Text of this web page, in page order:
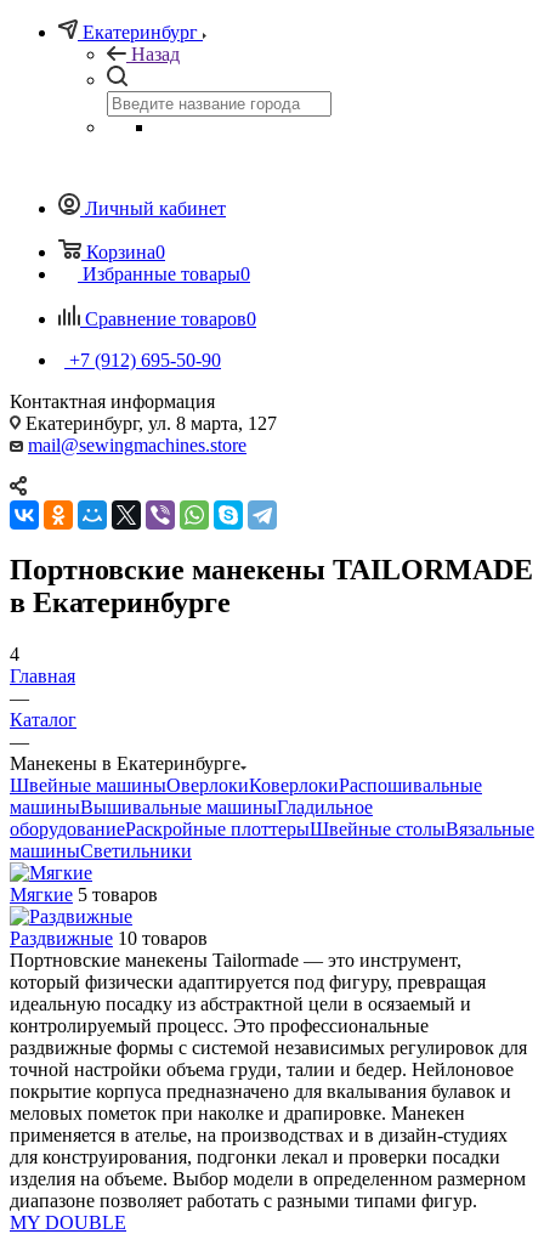
Екатеринбург
Назад
Личный кабинет
Корзина0
Избранные товары0
Сравнение товаров0
+7 (912) 695-50-90
Контактная информация
Екатеринбург, ул. 8 марта, 127
mail@sewingmachines.store
Портновские манекены TAILORMADE
в Екатеринбурге
4
Главная
—
Каталог
—
Манекены в Екатеринбурге
Швейные машиныОверлокиКоверлокиРаспошивальные
машиныВышивальные машиныГладильное
оборудованиеРаскройные плоттерыШвейные столыВязальные
машиныСветильники
Мягкие 5 товаров
Раздвижные 10 товаров
Портновские манекены Tailormade — это инструмент,
который физически адаптируется под фигуру, превращая
идеальную посадку из абстрактной цели в осязаемый и
контролируемый процесс. Это профессиональные
раздвижные формы с системой независимых регулировок для
точной настройки объема груди, талии и бедер. Нейлоновое
покрытие корпуса предназначено для вкалывания булавок и
меловых пометок при наколке и драпировке. Манекен
применяется в ателье, на производствах и в дизайн-студиях
для конструирования, подгонки лекал и проверки посадки
изделия на объеме. Выбор модели в определенном размерном
диапазоне позволяет работать с разными типами фигур.
MY DOUBLE